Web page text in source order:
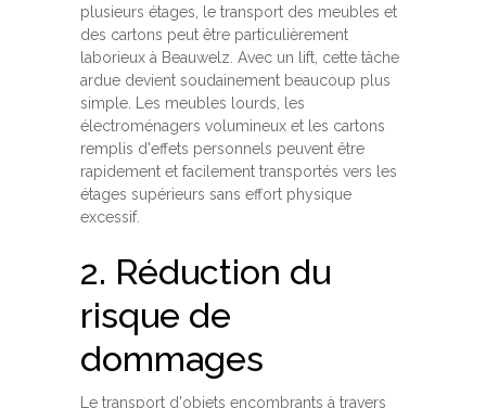
plusieurs étages, le transport des meubles et
des cartons peut être particulièrement
laborieux à Beauwelz. Avec un lift, cette tâche
ardue devient soudainement beaucoup plus
simple. Les meubles lourds, les
électroménagers volumineux et les cartons
remplis d'effets personnels peuvent être
rapidement et facilement transportés vers les
étages supérieurs sans effort physique
excessif.
2. Réduction du
risque de
dommages
Le transport d'objets encombrants à travers